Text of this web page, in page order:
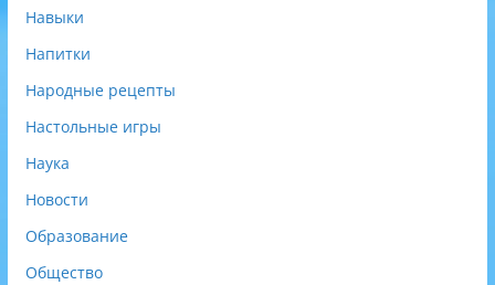
Навыки
Напитки
Народные рецепты
Настольные игры
Наука
Новости
Образование
Общество